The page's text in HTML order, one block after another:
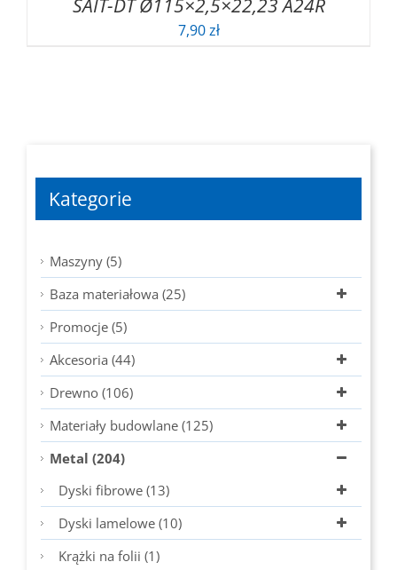
SAIT-DT Ø115×2,5×22,23 A24R
7,90zł
Kategorie
Maszyny (5)
Baza materiałowa (25)
Promocje (5)
Akcesoria (44)
Drewno (106)
Materiały budowlane (125)
Metal (204)
Dyski fibrowe (13)
Dyski lamelowe (10)
Krążki na folii (1)